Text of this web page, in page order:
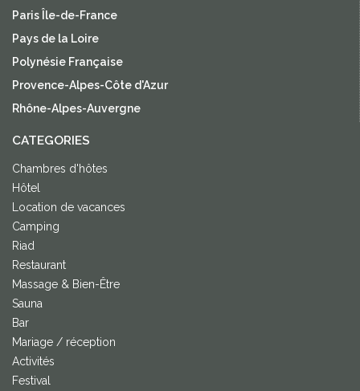
Paris Île-de-France
Pays de la Loire
Polynésie Française
Provence-Alpes-Côte d'Azur
Rhône-Alpes-Auvergne
CATEGORIES
Chambres d'hôtes
Hôtel
Location de vacances
Camping
Riad
Restaurant
Massage & Bien-Être
Sauna
Bar
Mariage / réception
Activités
Festival